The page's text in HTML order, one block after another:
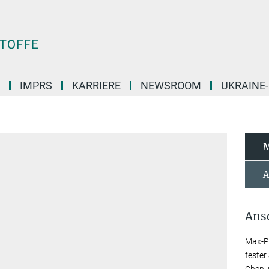
IMPRS KARRIERE NEWSROOM
Max-
fester